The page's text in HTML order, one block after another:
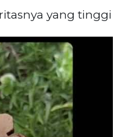
yang tinggi